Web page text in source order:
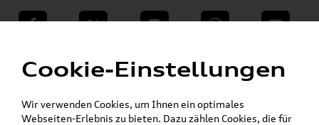
teilen Twitter Instagram WhatsApp E-Mail
Zurück
Cookie-Einstellungen
Wir verwenden Cookies, um Ihnen ein optimales
Webseiten-Erlebnis zu bieten. Dazu zählen Cookies, die für